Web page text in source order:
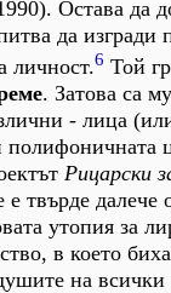
Остава да
да изгради
личност.6 Той
. Затова са
- лица
полифоничната
Рицарски
е твърде далече
утопия за
в което
на